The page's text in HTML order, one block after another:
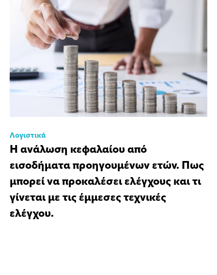
Λογιστικά
Η ανάλωση κεφαλαίου από
εισοδήματα προηγουμένων ετών. Πως
μπορεί να προκαλέσει ελέγχους και τι
γίνεται με τις έμμεσες τεχνικές
ελέγχου.